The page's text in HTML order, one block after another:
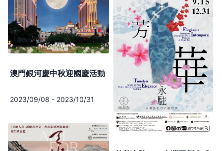
澳門銀河慶中秋迎國慶活動
2023/09/08 - 2023/10/31